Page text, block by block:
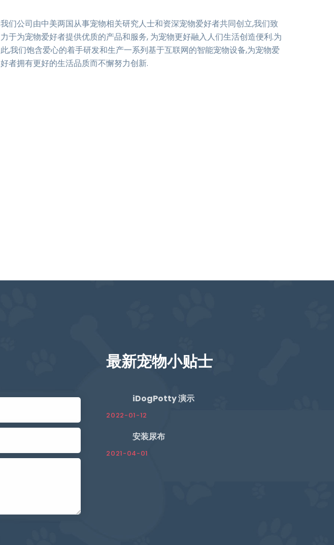
我们公司由中美两国从事宠物相关研究人士和资深宠物爱好者共同创立,我们致
力于为宠物爱好者提供优质的产品和服务, 为宠物更好融入人们生活创造便利.为
此,我们饱含爱心的着手研发和生产一系列基于互联网的智能宠物设备,为宠物爱
好者拥有更好的生活品质而不懈努力创新.
最新宠物小贴士
iDogPotty 演示
2022-01-12
安装尿布
2021-04-01